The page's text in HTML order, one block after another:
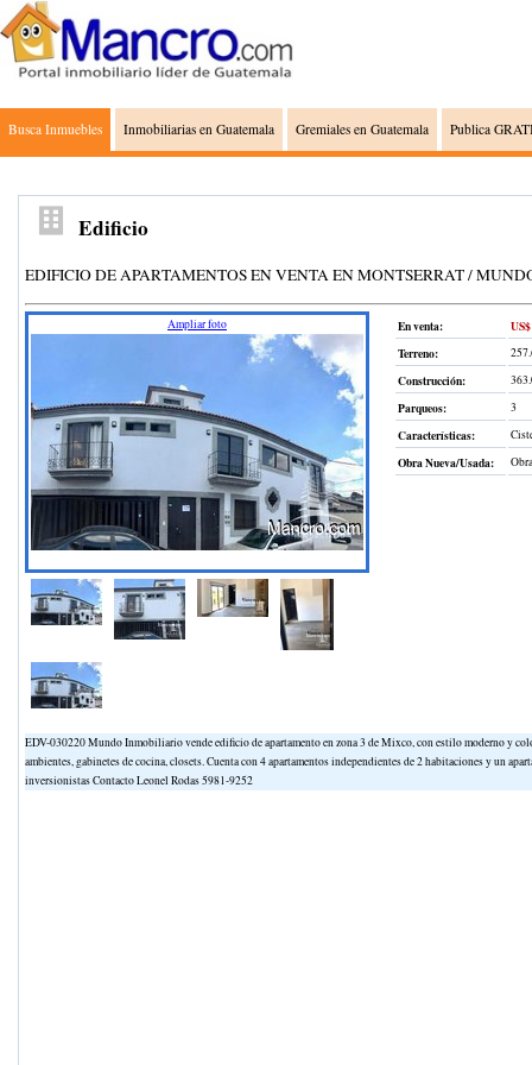
Busca Inmuebles Inmobiliarias en Guatemala Gremiales en Guatemala Publica
Edificio
EDIFICIO DE APARTAMENTOS EN VENTA EN MONTSERRAT /
Ampliar foto En venta:
Terreno:
Construcción:
Parqueos: 3
Características:
Obra Nueva/Usada:
EDV-030220 Mundo Inmobiliario vende edificio de apartamento en zona 3 de Mixco, con estilo moderno y
ambientes, gabinetes de cocina, closets. Cuenta con 4 apartamentos independientes de 2 habitaciones y un
inversionistas Contacto Leonel Rodas 5981-9252